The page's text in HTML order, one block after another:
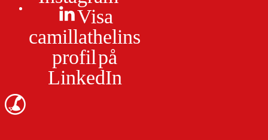
Visa
camillathelins
profil på
LinkedIn